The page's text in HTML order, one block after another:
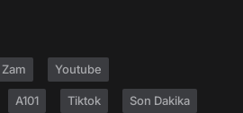
Zam Youtube
A101 Tiktok Son Dakika